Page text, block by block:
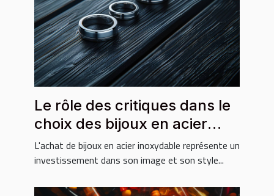
Le rôle des critiques dans le
choix des bijoux en acier
inoxydable
L'achat de bijoux en acier inoxydable représente un
investissement dans son image et son style...